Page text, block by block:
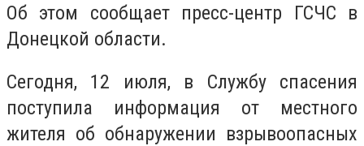
Об этом сообщает пресс-центр ГСЧС в
Донецкой области.
Сегодня, 12 июля, в Службу спасения
поступила информация от местного
жителя об обнаружении взрывоопасных